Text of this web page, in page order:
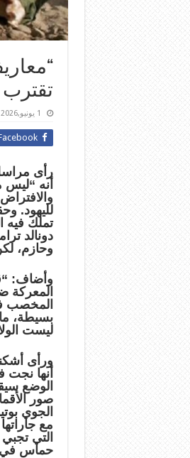
1 يونيو,2026
رأى
أنه “ليس
لليهود.
تملك فيه
دونالد
وحازم،
وأضاف:
المعركة
المخصب
بسيطة،
ليست
ورأى
أنها
الوضع
صور
الجوي
مع
التي
حماس في